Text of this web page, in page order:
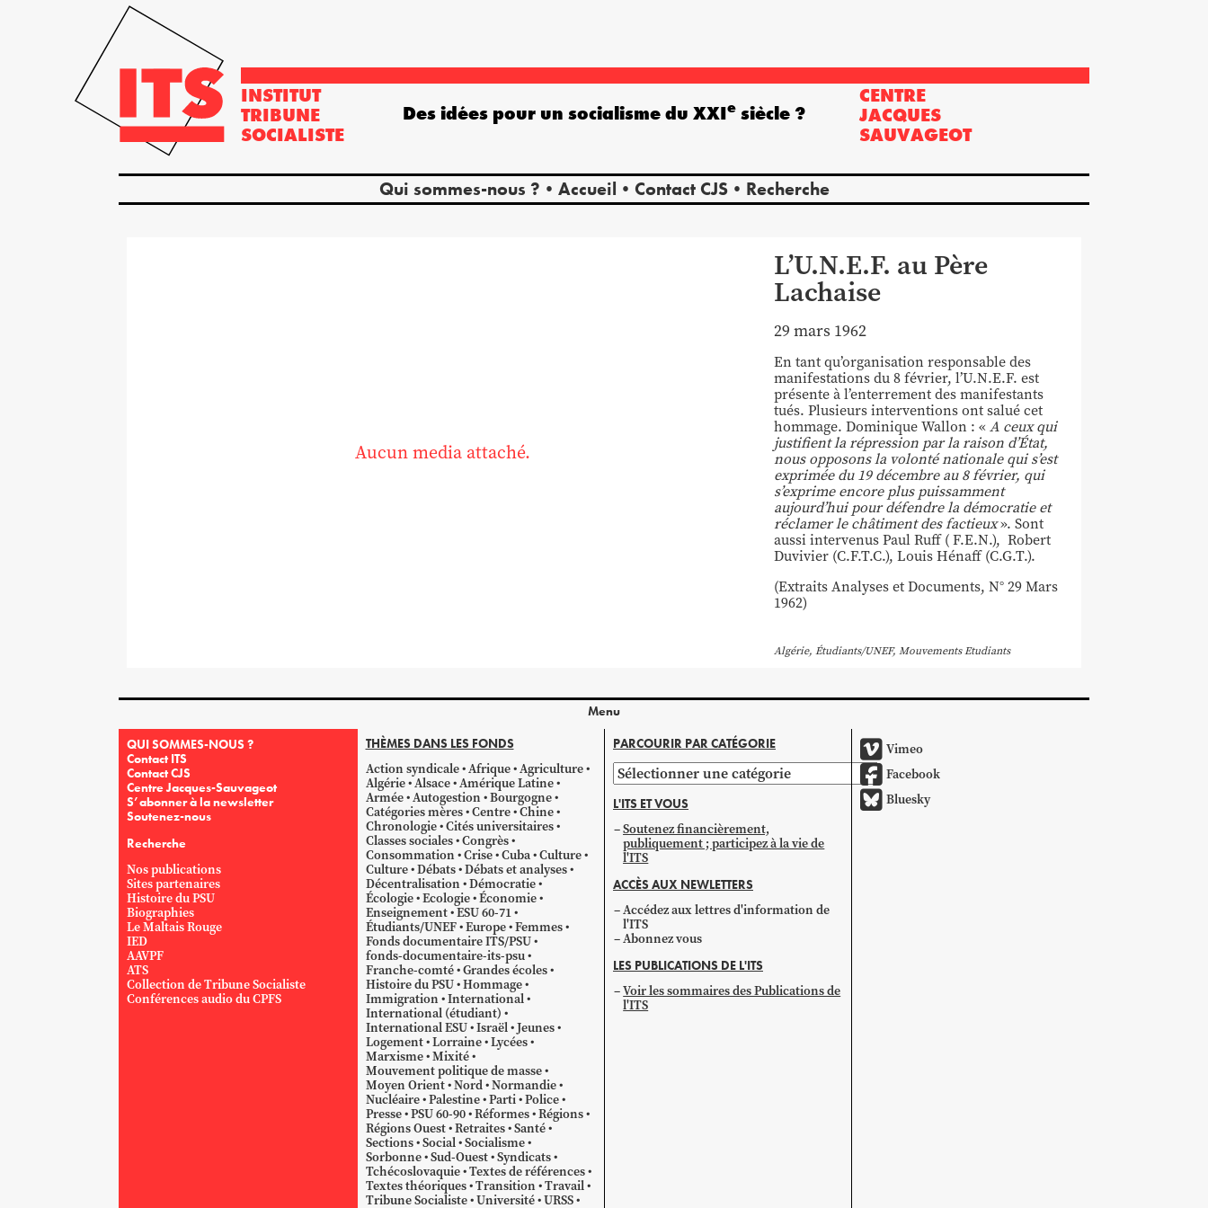
INSTITUT
TRIBUNE
SOCIALISTE
CENTRE
JACQUES
SAUVAGEOT
Qui sommes-nous ? Accueil Contact CJS Recherche
Des idées pour un socialisme du XXIe siècle ?
L’U.N.E.F. au Père
Lachaise
29 mars 1962
En tant qu’organisation responsable des
manifestations du 8 février, l’U.N.E.F. est
présente à l’enterrement des manifestants
tués. Plusieurs interventions ont salué cet
hommage. Dominique Wallon : «A ceux qui
justifient la répression par la raison d’État,
nous opposons la volonté nationale qui s’est
exprimée du 19 décembre au 8 février, qui
s’exprime encore plus puissamment
aujourd’hui pour défendre la démocratie et
réclamer le châtiment des factieux». Sont
aussi intervenus Paul Ruff ( F.E.N.), Robert
Duvivier (C.F.T.C.), Louis Hénaff (C.G.T.).
(Extraits Analyses et Documents, N° 29 Mars
1962)
Algérie, Étudiants/UNEF, Mouvements Etudiants
Aucun media attaché.
Menu
QUI SOMMES-NOUS ?
Contact ITS
Contact CJS
Centre Jacques-Sauvageot
S’abonner à la newsletter
Soutenez-nous
Recherche
Nos publications
Sites partenaires
Histoire du PSU
Biographies
Le Maltais Rouge
IED
AAVPF
ATS
Collection de Tribune Socialiste
Conférences audio du CPFS
THÈMES DANS LES FONDS
Action syndicale Afrique Agriculture
Algérie Alsace Amérique Latine
Armée Autogestion Bourgogne
Catégories mères Centre Chine
Chronologie Cités universitaires
Classes sociales Congrès
Consommation Crise Cuba Culture
Culture Débats Débats et analyses
Décentralisation Démocratie
Écologie Ecologie Économie
Enseignement ESU 60-71
Étudiants/UNEF Europe Femmes
Fonds documentaire ITS/PSU
fonds-documentaire-its-psu
Franche-comté Grandes écoles
Histoire du PSU Hommage
Immigration International
International (étudiant)
International ESU Israël Jeunes
Logement Lorraine Lycées
Marxisme Mixité
Mouvement politique de masse
Moyen Orient Nord Normandie
Nucléaire Palestine Parti Police
Presse PSU 60-90 Réformes Régions
Régions Ouest Retraites Santé
Sections Social Socialisme
Sorbonne Sud-Ouest Syndicats
Tchécoslovaquie Textes de références
Textes théoriques Transition Travail
Tribune Socialiste Université URSS
PARCOURIR PAR CATÉGORIE
Parcourir
par
catégorie
L'ITS ET VOUS
Soutenez financièrement,
publiquement ; participez à la vie de
l'ITS
ACCÈS AUX NEWLETTERS
Accédez aux lettres d'information de
l'ITS
Abonnez vous
LES PUBLICATIONS DE L'ITS
Voir les sommaires des Publications de
l'ITS
Vimeo
Facebook
Bluesky